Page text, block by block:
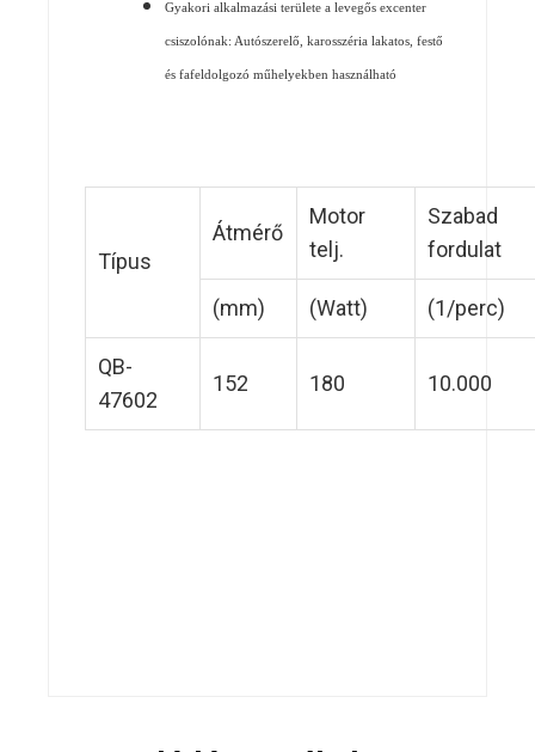
Gyakori alkalmazási területe a levegős excenter
csiszolónak: Autószerelő, karosszéria lakatos, festő
és fafeldolgozó műhelyekben használható
Típus
Átmérő
Motor
telj.
Szabad
fordulat
(mm) (Watt) (1/perc)
QB-
47602
152 180 10.000